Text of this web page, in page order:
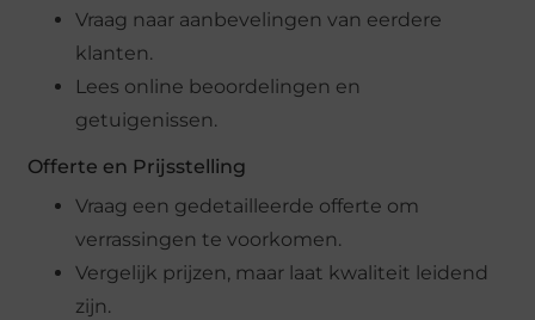
Vraag naar aanbevelingen van eerdere
klanten.
Lees online beoordelingen en
getuigenissen.
Offerte en Prijsstelling
Vraag een gedetailleerde offerte om
verrassingen te voorkomen.
Vergelijk prijzen, maar laat kwaliteit leidend
zijn.